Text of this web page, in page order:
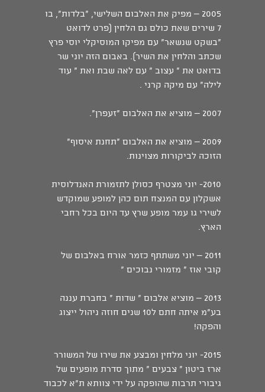
2005 – מפיק את האלבום השלישי, "בלדות", בו
7 שירים שאת כולם גם הלחין (פרט לדואט
"בשקט שנשאר" עם מפיקו המוסיקלי יוסי פרץ
שכתב והלחין את השיר). באבום הזה יוני שר
בדואט את " עצוב " עם לאה שבת ואת " עוד
לילה" עם מיקה קרני .
2007 – מוציא את האלבום "זעפרן".
2009 – מוציא את האלבום "תחנת איסוף"
הזוכה לביקורות מצוינות.
2010- יוני מצטרף כסולן לתזמורת האנדלוסית
אשקלון עם המנצח תום כהן למופע שמוקדש
לשירי גו עמר מופע שרץ עד היום בכל רחבי
הארץ.
2011 – יוני משתתף כזמר אורח באלבום של
קובי אוז " מזמורי נבוכים "
2013 – מוציא אלבום " שדות " בחברת עננה
בע"מ איתה חתם ל10 שנים חוזה ניהול ייצוג
והפקה!
2015- יוני מלחין ומבצע את שירו של המשורר
ארז ביטון " צבעים " מתוך סדרת מופעים של
גיבורי תרבות שהופקה על ידי צוותא ת"א לכבוד